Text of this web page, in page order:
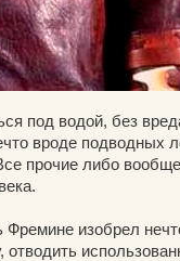
под водой, без
вроде подводных
прочие либо
изобрел